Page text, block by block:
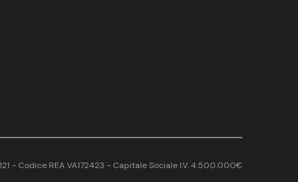
- Codice REA VA172423 - Capitale Sociale I.V. 4.500.000€